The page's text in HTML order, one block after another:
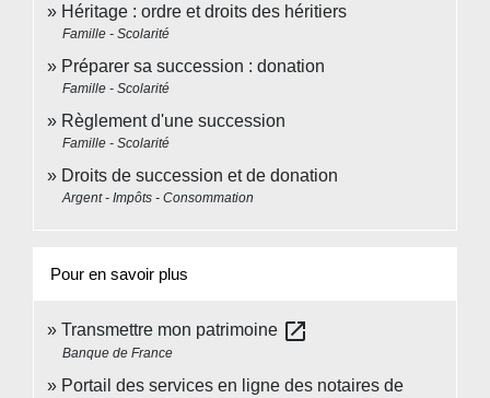
Héritage : ordre et droits des héritiers
Famille - Scolarité
Préparer sa succession : donation
Famille - Scolarité
Règlement d'une succession
Famille - Scolarité
Droits de succession et de donation
Argent - Impôts - Consommation
Pour en savoir plus
Transmettre mon patrimoine open_in_new
Banque de France
Portail des services en ligne des notaires de